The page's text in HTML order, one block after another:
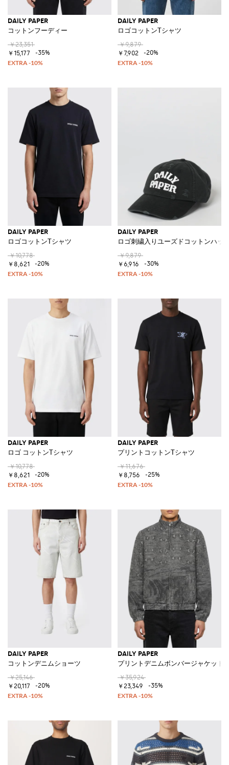
DAILY PAPER
コットンフーディー
￥23,351
￥15,177
-35%
DAILY PAPER
ロゴコットンTシャツ
￥9,879
￥7,902
-20%
DAILY PAPER
ロゴコットンTシャツ
￥10,778
￥8,621
-20%
DAILY PAPER
ロゴ刺繍入りユーズドコットンハッ
￥9,879
￥6,916
-30%
DAILY PAPER
ロゴ コットンTシャツ
￥10,778
￥8,621
-20%
DAILY PAPER
プリントコットンTシャツ
￥11,676
￥8,756
-25%
DAILY PAPER
コットンデニムショーツ
￥25,146
￥20,117
-20%
DAILY PAPER
プリントデニムボンバージャケット
￥35,924
￥23,349
-35%